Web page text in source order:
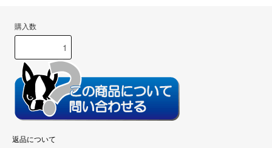
購入数
返品について